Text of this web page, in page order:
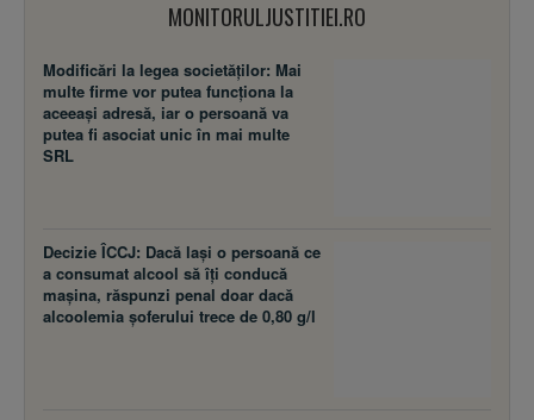
MONITORULJUSTITIEI.RO
Modificări la legea societăţilor: Mai
multe firme vor putea funcţiona la
aceeaşi adresă, iar o persoană va
putea fi asociat unic în mai multe
SRL
Decizie ÎCCJ: Dacă laşi o persoană ce
a consumat alcool să îţi conducă
maşina, răspunzi penal doar dacă
alcoolemia şoferului trece de 0,80 g/l